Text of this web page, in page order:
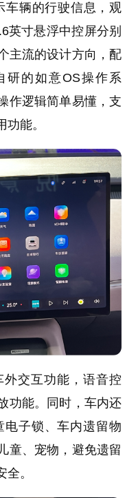
车辆的行驶信息，观
英寸悬浮中控屏分别
主流的设计方向，配
研的如意OS操作系
作逻辑简单易懂，支
能。
交互功能，语音控
功能。同时，车内还
电子锁、车内遗留物
童、宠物，避免遗留
。